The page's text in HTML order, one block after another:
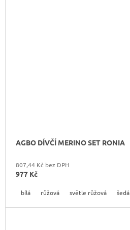
AGBO DÍVČÍ MERINO SET RONIA
807,44 Kč bez DPH
977 Kč
bílá růžová světle růžová šedá